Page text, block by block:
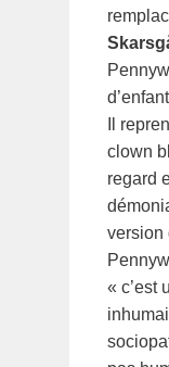
Il
clown
regard
version
« c’est